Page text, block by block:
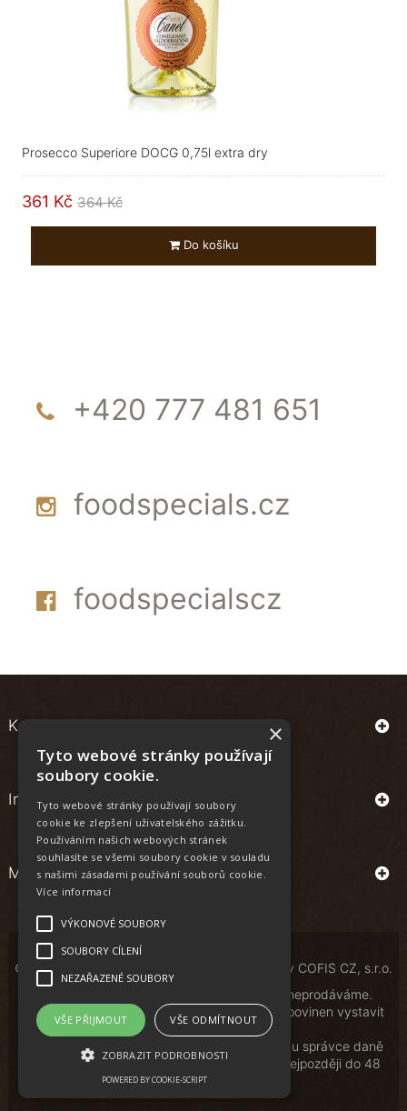
Prosecco Superiore DOCG 0,75l extra dry
361 Kč 364 Kč
Do košíku
+420 777 481 651
foodspecials.cz
foodspecialscz
Kontakt
Informace
Můj účet
© Copyright | All Rights Reserved | Powered by COFIS CZ, s.r.o.
Osobám mladším 18 let alkoholické nápoje neprodáváme.
Podle zákona o evidenci tržeb je prodávající povinen vystavit
kupujícímu účtenku.
Zároveň je povinen zaevidovat přijatou tržbu u správce daně
online; v případě technického výpadku pak nejpozději do 48
hodin.
×
Tyto webové stránky používají
soubory cookie.
Tyto webové stránky používají soubory
cookie ke zlepšení uživatelského zážitku.
Používáním našich webových stránek
souhlasíte se všemi soubory cookie v souladu
s našimi zásadami používání souborů cookie.
Více informací
VÝKONOVÉ SOUBORY
SOUBORY CÍLENÍ
NEZAŘAZENÉ SOUBORY
VŠE PŘIJMOUT VŠE ODMÍTNOUT
ZOBRAZIT PODROBNOSTI
POWERED BY COOKIE-SCRIPT